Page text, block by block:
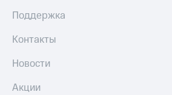
Поддержка
Контакты
Новости
Акции